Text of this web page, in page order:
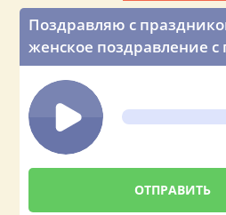
Поздравляю с
женское поздравление